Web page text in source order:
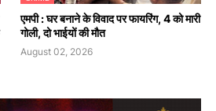
एमपी : घर बनाने के विवाद पर फायरिंग, 4 को मारी
गोली, दो भाईयों की मौत
August 02, 2026